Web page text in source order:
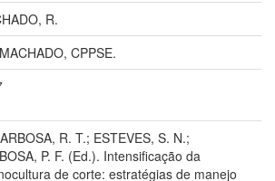
R.
CPPSE.
R. T.; ESTEVES, S. N.;
P. F. (Ed.). Intensificação da
de corte: estratégias de manejo